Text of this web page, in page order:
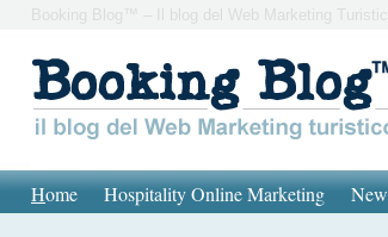
Booking Blog™ – Il blog del Web Marketing Turistico
Home Hospitality Online Marketing